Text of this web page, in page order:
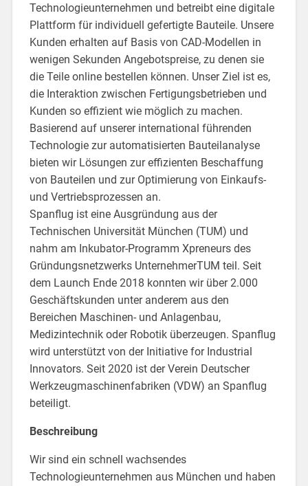
Technologieunternehmen und betreibt eine digitale
Plattform für individuell gefertigte Bauteile. Unsere
Kunden erhalten auf Basis von CAD-Modellen in
wenigen Sekunden Angebotspreise, zu denen sie
die Teile online bestellen können. Unser Ziel ist es,
die Interaktion zwischen Fertigungsbetrieben und
Kunden so effizient wie möglich zu machen.
Basierend auf unserer international führenden
Technologie zur automatisierten Bauteilanalyse
bieten wir Lösungen zur effizienten Beschaffung
von Bauteilen und zur Optimierung von Einkaufs-
und Vertriebsprozessen an.
Spanflug ist eine Ausgründung aus der
Technischen Universität München (TUM) und
nahm am Inkubator-Programm Xpreneurs des
Gründungsnetzwerks UnternehmerTUM teil. Seit
dem Launch Ende 2018 konnten wir über 2.000
Geschäftskunden unter anderem aus den
Bereichen Maschinen- und Anlagenbau,
Medizintechnik oder Robotik überzeugen. Spanflug
wird unterstützt von der Initiative for Industrial
Innovators. Seit 2020 ist der Verein Deutscher
Werkzeugmaschinenfabriken (VDW) an Spanflug
beteiligt.
Beschreibung
Wir sind ein schnell wachsendes
Technologieunternehmen aus München und haben